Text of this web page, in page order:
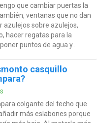
que cambiar puertas la
ventanas que no dan
azulejos sobre azulejos,
hacer regatas para la
puntos de agua y...
casquillo
colgante del techo que
más eslabones porque